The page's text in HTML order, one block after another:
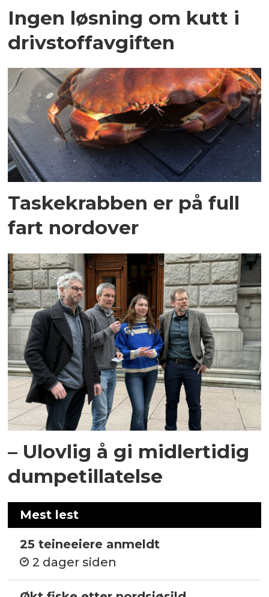
Ingen løsning om kutt i
drivstoffavgiften
Taskekrabben er på full
fart nordover
– Ulovlig å gi midlertidig
dumpetillatelse
Mest lest
25 teineeiere anmeldt
2 dager siden